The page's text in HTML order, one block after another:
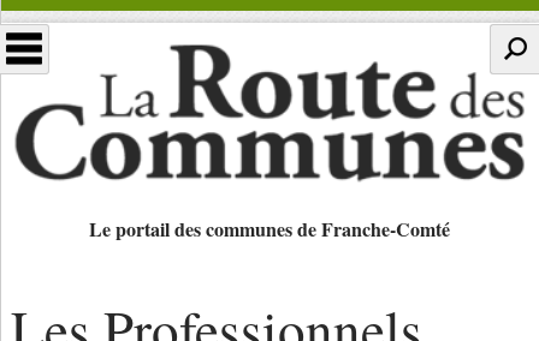
Le portail des communes de Franche-Comté